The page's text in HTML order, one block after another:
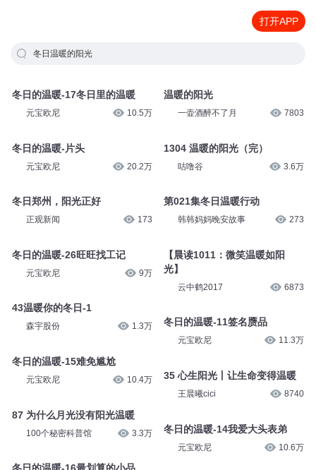
打开APP
冬日温暖的阳光
冬日的温暖-17冬日里的温暖
元宝欧尼 10.5万
冬日的温暖-片头
元宝欧尼 20.2万
冬日郑州，阳光正好
正观新闻 173
冬日的温暖-26旺旺找工记
元宝欧尼 9万
43温暖你的冬日-1
森宇股份 1.3万
冬日的温暖-15难免尴尬
元宝欧尼 10.4万
87 为什么月光没有阳光温暖
100个秘密科普馆 3.3万
温暖的阳光
一壶酒醉不了月 7803
1304 温暖的阳光（完）
咕噜谷 3.6万
第021集冬日温暖行动
韩韩妈妈晚安故事 273
【晨读1011：微笑温暖如阳
光】
云中鹤2017 6873
冬日的温暖-11签名赝品
元宝欧尼 11.3万
35 心生阳光丨让生命变得温暖
王晨曦cici 8740
冬日的温暖-14我爱大头表弟
元宝欧尼 10.6万